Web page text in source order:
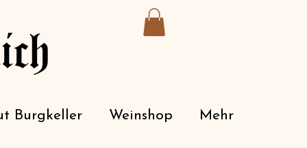
Burgkeller Weinshop Mehr